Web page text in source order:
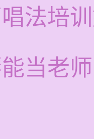
法培
当老